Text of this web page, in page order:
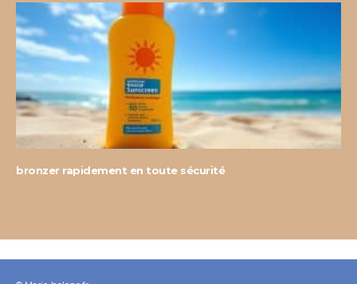
bronzer rapidement en toute sécurité